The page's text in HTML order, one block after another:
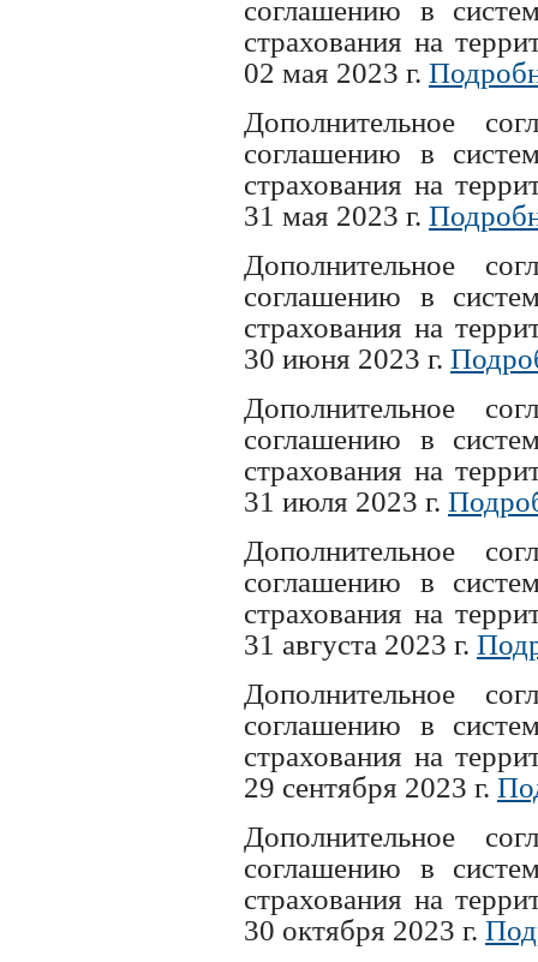
соглашению в
страхования на
02 мая 2023 г.
Дополнительное
соглашению в
страхования на
31 мая 2023 г.
Дополнительное
соглашению в
страхования на
30 июня 2023 г.
Дополнительное
соглашению в
страхования на
31 июля 2023 г.
Дополнительное
соглашению в
страхования на
31 августа 2023 г.
Дополнительное
соглашению в
страхования на
29 сентября 2023 г.
Дополнительное
соглашению в
страхования на
30 октября 2023 г.